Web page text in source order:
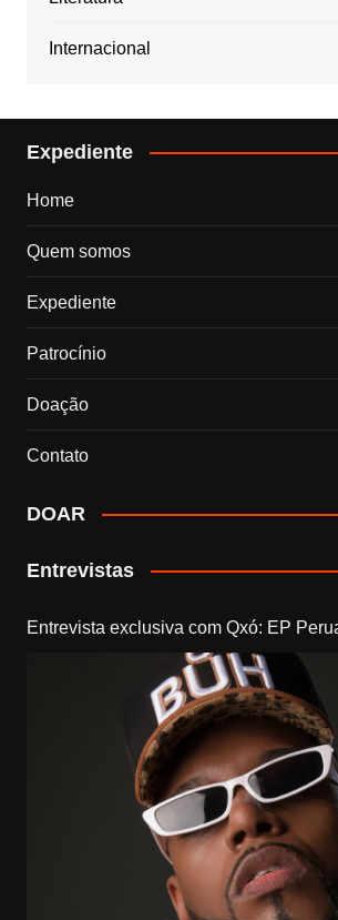
Internacional
Expediente
Home
Quem somos
Expediente
Patrocínio
Doação
Contato
DOAR
Entrevistas
Entrevista exclusiva com Qxó: EP